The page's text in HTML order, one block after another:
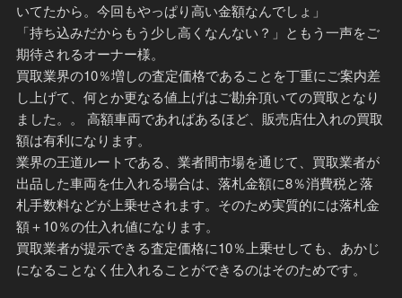
いてたから。今回もやっぱり高い金額なんでしょ」
「持ち込みだからもう少し高くなんない？」ともう一声をご
期待されるオーナー様。
買取業界の10％増しの査定価格であることを丁重にご案内差
し上げて、何とか更なる値上げはご勘弁頂いての買取となり
ました。。 高額車両であればあるほど、販売店仕入れの買取
額は有利になります。
業界の王道ルートである、業者間市場を通じて、買取業者が
出品した車両を仕入れる場合は、落札金額に8％消費税と落
札手数料などが上乗せされます。そのため実質的には落札金
額＋10％の仕入れ値になります。
買取業者が提示できる査定価格に10％上乗せしても、あかじ
になることなく仕入れることができるのはそのためです。